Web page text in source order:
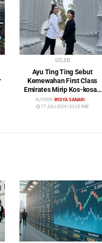
SELEB
Ayu Ting Ting Sebut
Kemewahan First Class
Emirates Mirip Kos-kosan
Mewah
AUTHOR: WIDYA SANARI
17 JULI 2024 | 03:25 WIB